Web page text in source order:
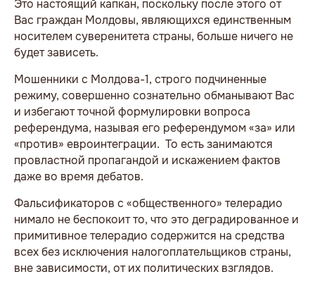
Это настоящий капкан, поскольку после этого от
Вас граждан Молдовы, являющихся единственным
носителем суверенитета страны, больше ничего не
будет зависеть.
Мошенники с Молдова-1, строго подчиненные
режиму, совершенно сознательно обманывают Вас
и избегают точной формулировки вопроса
референдума, называя его референдумом «за» или
«против» евроинтеграции. То есть занимаются
провластной пропагандой и искажением фактов
даже во время дебатов.
Фальсификаторов с «общественного» телерадио
нимало не беспокоит то, что это деградированное и
примитивное телерадио содержится на средства
всех без исключения налогоплательщиков страны,
вне зависимости, от их политических взглядов.